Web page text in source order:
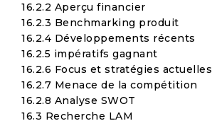
16.2.2 Aperçu financier
16.2.3 Benchmarking produit
16.2.4 Développements récents
16.2.5 impératifs gagnant
16.2.6 Focus et stratégies actuelles
16.2.7 Menace de la compétition
16.2.8 Analyse SWOT
16.3 Recherche LAM